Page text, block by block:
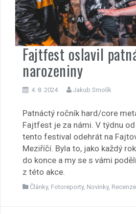
Fajtfest oslavil
narozeniny
4. 8. 2024 Jakub Smolík
Patnáctý ročník hard/core
Fajtfest je za námi. V týdnu
tento festival odehrát na
Meziříčí. Byla to, jako každý
do konce a my se s vámi
z této akce.
Články, Fotoreporty, Novinky, Recenze